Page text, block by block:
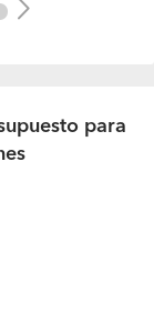
Next
para